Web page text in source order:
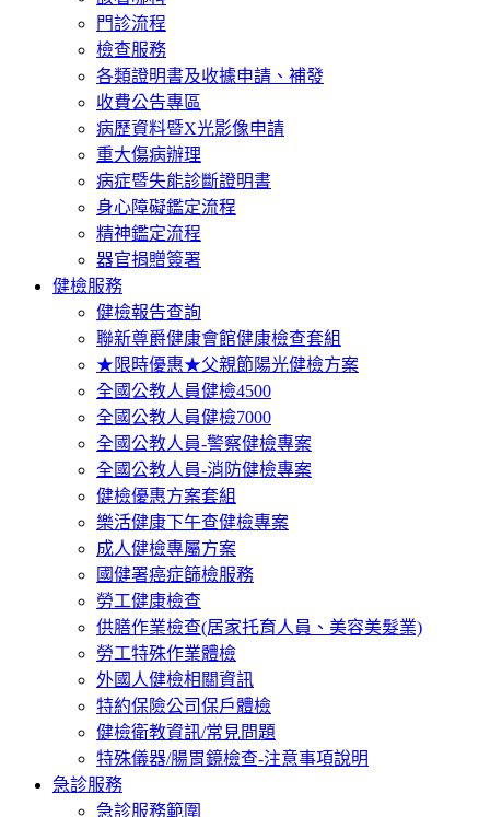
門診流程
檢查服務
各類證明書及收據申請、補發
收費公告專區
病歷資料暨X光影像申請
重大傷病辦理
病症暨失能診斷證明書
身心障礙鑑定流程
精神鑑定流程
器官捐贈簽署
健檢服務
健檢報告查詢
聯新尊爵健康會館健康檢查套組
★限時優惠★父親節陽光健檢方案
全國公教人員健檢4500
全國公教人員健檢7000
全國公教人員-警察健檢專案
全國公教人員-消防健檢專案
健檢優惠方案套組
樂活健康下午查健檢專案
成人健檢專屬方案
國健署癌症篩檢服務
勞工健康檢查
供膳作業檢查(居家托育人員、美容美髮業)
勞工特殊作業體檢
外國人健檢相關資訊
特約保險公司保戶體檢
健檢衛教資訊/常見問題
特殊儀器/腸胃鏡檢查-注意事項說明
急診服務
急診服務範圍